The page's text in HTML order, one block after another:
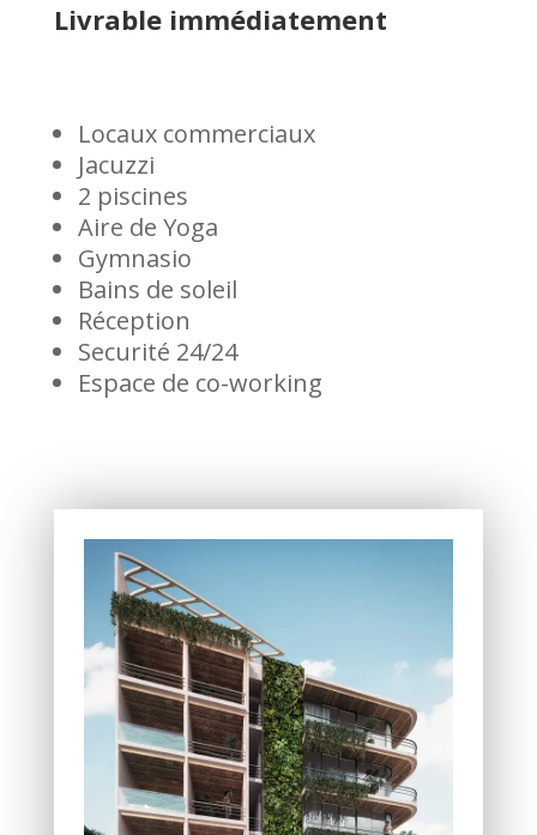
Livrable immédiatement
Locaux commerciaux
Jacuzzi
2 piscines
Aire de Yoga
Gymnasio
Bains de soleil
Réception
Securité 24/24
Espace de co-working